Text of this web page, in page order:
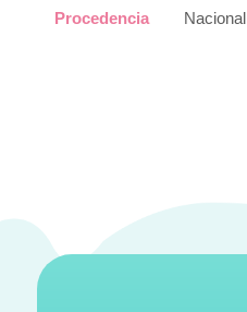
Procedencia Nacional